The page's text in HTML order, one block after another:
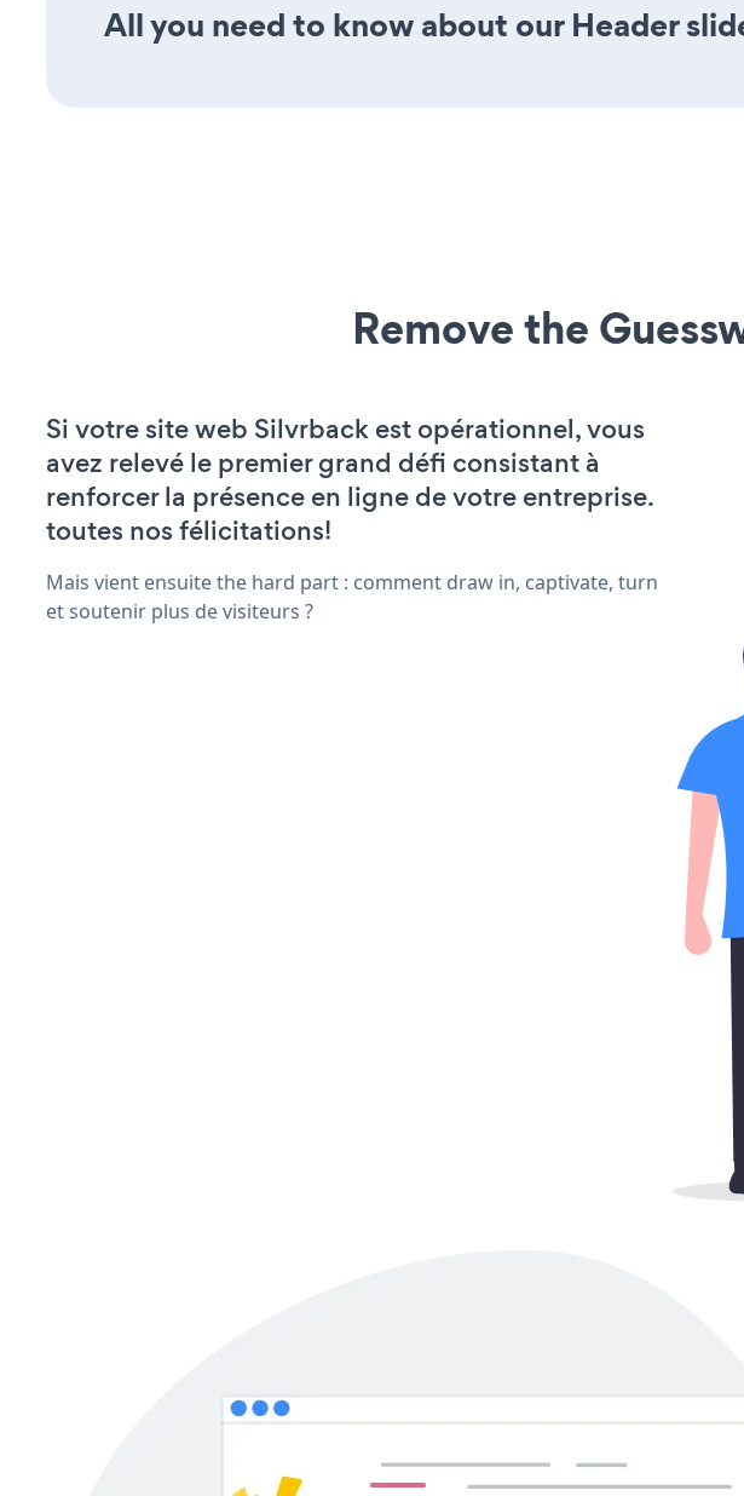
All you need to know about our Header
Remove the
Si votre site web Silvrback est opérationnel, vous
avez relevé le premier grand défi consistant à
renforcer la présence en ligne de votre entreprise.
toutes nos félicitations!
Mais vient ensuite the hard part : comment draw in, captivate, turn
et soutenir plus de visiteurs ?